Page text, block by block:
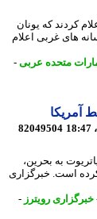
که یونان
غربی اعلام
متحده عربی-
82049504
5250 موشک پاتریوت به بحرین،
است. خبرگزاری
رویترز-